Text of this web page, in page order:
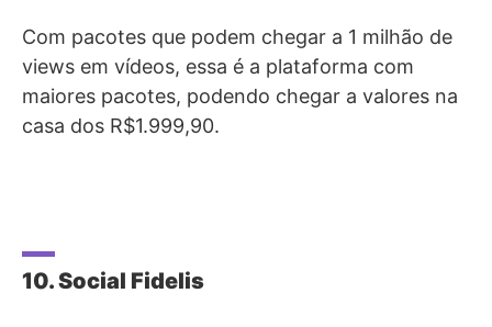
Com pacotes que podem chegar a 1 milhão de
views em vídeos, essa é a plataforma com
maiores pacotes, podendo chegar a valores na
casa dos R$1.999,90.
10. Social Fidelis